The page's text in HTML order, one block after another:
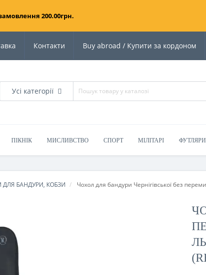
200.00грн.
Контакти Buy abroad / Купити за кордоном
Усі категорії
ПІКНІК МИСЛИВСТВО СПОРТ МІЛІТАРІ
ДЛЯ БАНДУРИ, КОБЗИ Чохол для бандури Чернігівської без